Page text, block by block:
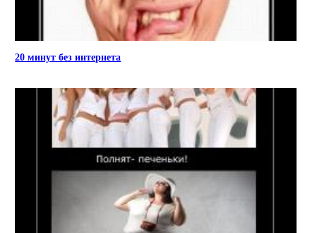
20 минут без интернета